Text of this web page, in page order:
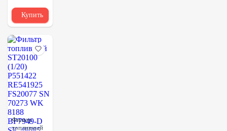
P954603
AF26659
135326205
AP31141
915-851
RS5449
Купить
Фильтр
топливный